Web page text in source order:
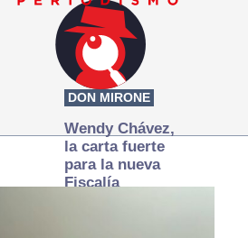
DON MIRONE
Wendy Chávez,
la carta fuerte
para la nueva
Fiscalía